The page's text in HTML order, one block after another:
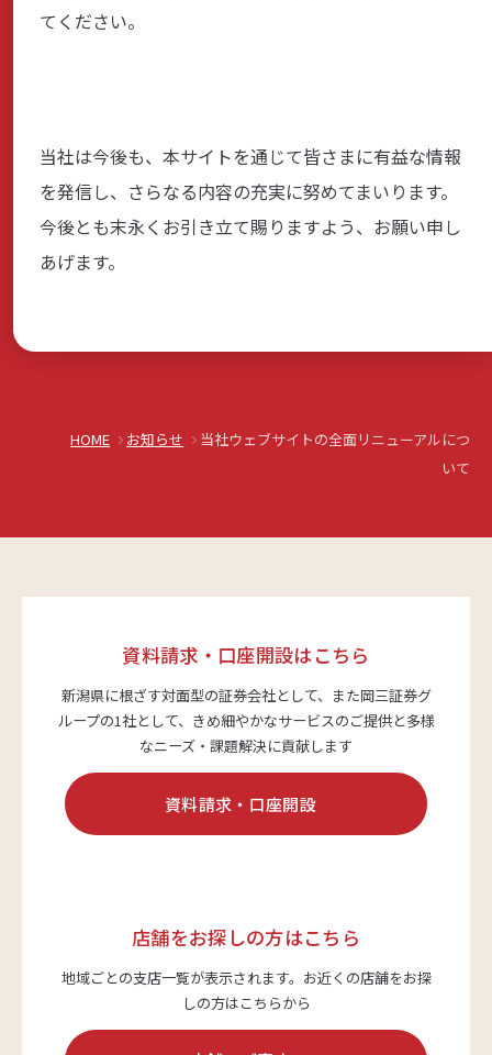
てください。
当社は今後も、本サイトを通じて皆さまに有益な情報
を発信し、さらなる内容の充実に努めてまいります。
今後とも末永くお引き立て賜りますよう、お願い申し
あげます。
HOME お知らせ
当社ウェブサイトの全面リニューアルにつ
いて
資料請求・口座開設はこちら
新潟県に根ざす対面型の証券会社として、また岡三証券グ
ループの1社として、 きめ細やかなサービスのご提供と多様
なニーズ・課題解決に貢献します
資料請求・口座開設
店舗をお探しの方はこちら
地域ごとの支店一覧が表示されます。 お近くの店舗をお探
しの方はこちらから